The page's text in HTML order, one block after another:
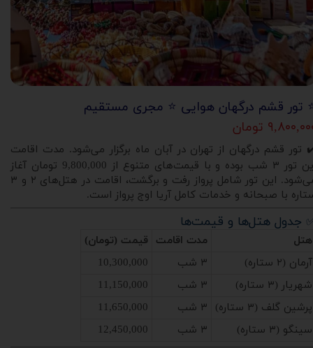
تور قشم درگهان هوایی ⭐️ مجری مستقیم
تومان
تور قشم درگهان از تهران در آبان ماه برگزار می‌شود. مدت اقامت
این تور ۳ شب بوده و با قیمت‌های متنوع از 9,800,000 تومان آغاز
می‌شود. این تور شامل پرواز رفت و برگشت، اقامت در هتل‌های ۲ و ۳
با صبحانه و خدمات کامل آریا اوج پرواز است.
جدول هتل‌ها و قیمت‌ها
هتل مدت اقامت
قیمت (تومان)
آرمان (۲ ستاره)
۳ شب
10,300,000
شهریار (۳ ستاره)
۳ شب
11,150,000
پرشین گلف (۳ ستاره)
۳ شب
11,650,000
سینگو (۳ ستاره)
۳ شب 12,450,000